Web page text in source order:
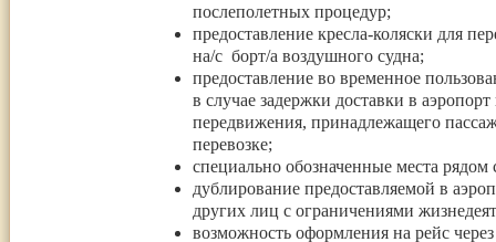
послеполетных процедур;
предоставление кресла-коляски для
на/с борт/а воздушного судна;
предоставление во временное
в случае задержки доставки в
передвижения, принадлежащего
перевозке;
специально обозначенные места
дублирование предоставляемой в
других лиц с ограничениями
возможность оформления на рейс